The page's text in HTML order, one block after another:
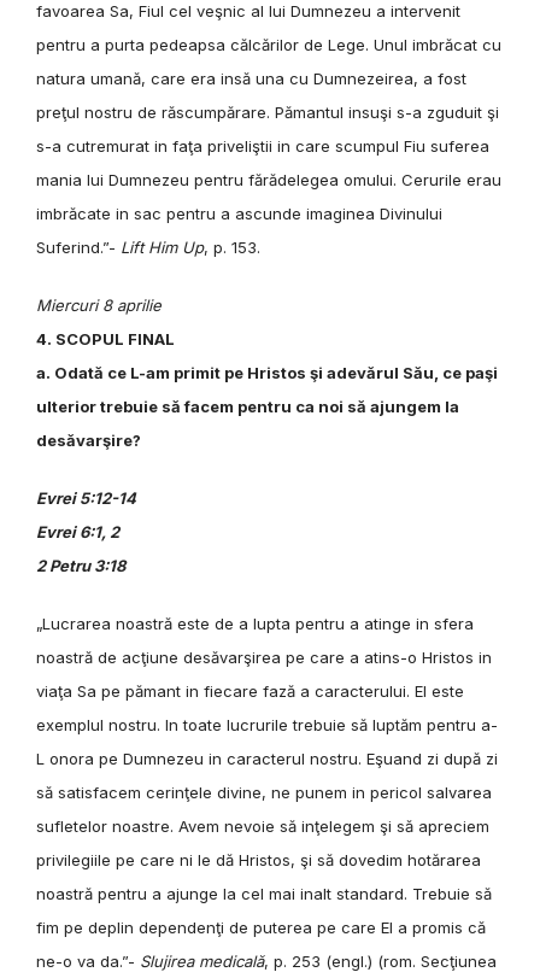
favoarea Sa, Fiul cel veşnic al lui Dumnezeu a intervenit
pentru a purta pedeapsa călcărilor de Lege. Unul imbrăcat cu
natura umană, care era insă una cu Dumnezeirea, a fost
preţul nostru de răscumpărare. Pămantul insuşi s-a zguduit şi
s-a cutremurat in faţa priveliştii in care scumpul Fiu suferea
mania lui Dumnezeu pentru fărădelegea omului. Cerurile erau
imbrăcate in sac pentru a ascunde imaginea Divinului
Suferind.”- Lift Him Up, p. 153.
Miercuri 8 aprilie
4. SCOPUL FINAL
a. Odată ce L-am primit pe Hristos şi adevărul Său, ce paşi
ulterior trebuie să facem pentru ca noi să ajungem la
desăvarşire?
Evrei 5:12-14
Evrei6:1, 2
2 Petru 3:18
„Lucrarea noastră este de a lupta pentru a atinge in sfera
noastră de acţiune desăvarşirea pe care a atins-o Hristos in
viaţa Sa pe pămant in fiecare fază a caracterului. El este
exemplul nostru. In toate lucrurile trebuie să luptăm pentru a-
L onora pe Dumnezeu in caracterul nostru. Eşuand zi după zi
să satisfacem cerinţele divine, ne punem in pericol salvarea
sufletelor noastre. Avem nevoie să inţelegem şi să apreciem
privilegiile pe care ni le dă Hristos, şi să dovedim hotărarea
noastră pentru a ajunge la cel mai inalt standard. Trebuie să
fim pe deplin dependenţi de puterea pe care El a promis că
ne-o va da.”- Slujirea medicală, p. 253 (engl.) (rom. Secţiunea